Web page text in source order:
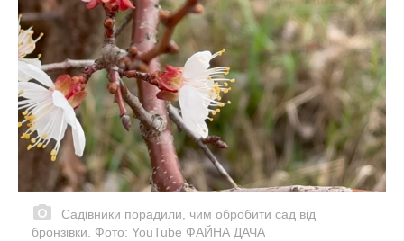
Садівники порадили, чим обробити сад від
бронзівки. Фото: YouTube ФАЙНА ДАЧА